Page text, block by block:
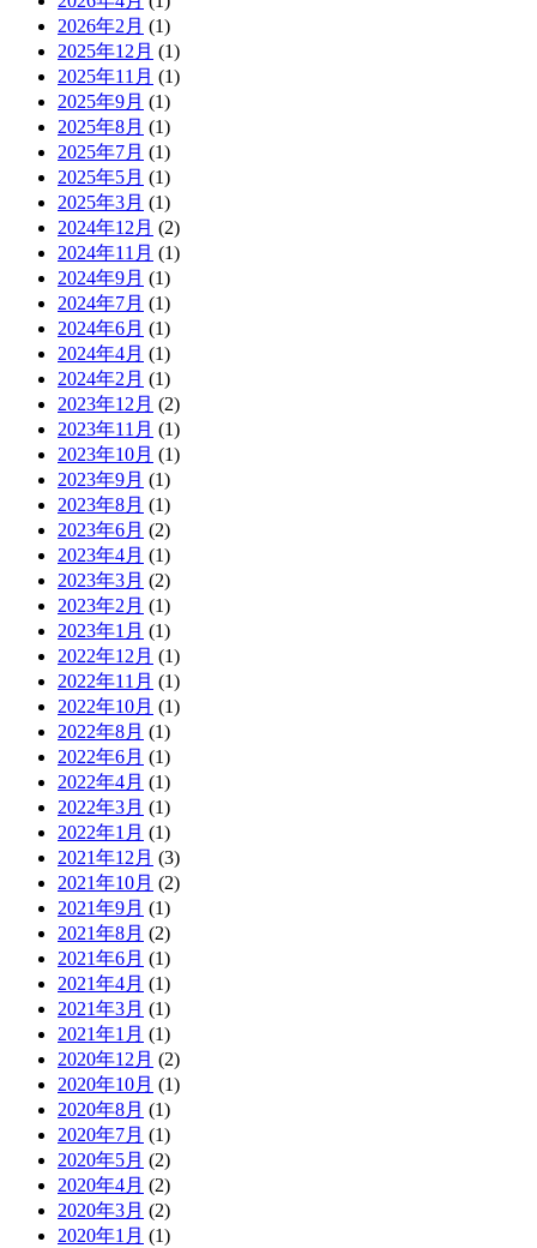
2026年2月 (1)
2025年12月 (1)
2025年11月 (1)
2025年9月 (1)
2025年8月 (1)
2025年7月 (1)
2025年5月 (1)
2025年3月 (1)
2024年12月 (2)
2024年11月 (1)
2024年9月 (1)
2024年7月 (1)
2024年6月 (1)
2024年4月 (1)
2024年2月 (1)
2023年12月 (2)
2023年11月 (1)
2023年10月 (1)
2023年9月 (1)
2023年8月 (1)
2023年6月 (2)
2023年4月 (1)
2023年3月 (2)
2023年2月 (1)
2023年1月 (1)
2022年12月 (1)
2022年11月 (1)
2022年10月 (1)
2022年8月 (1)
2022年6月 (1)
2022年4月 (1)
2022年3月 (1)
2022年1月 (1)
2021年12月 (3)
2021年10月 (2)
2021年9月 (1)
2021年8月 (2)
2021年6月 (1)
2021年4月 (1)
2021年3月 (1)
2021年1月 (1)
2020年12月 (2)
2020年10月 (1)
2020年8月 (1)
2020年7月 (1)
2020年5月 (2)
2020年4月 (2)
2020年3月 (2)
2020年1月 (1)